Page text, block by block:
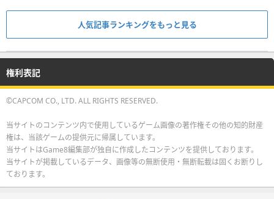
人気記事ランキングをもっと見る
権利表記
©CAPCOM CO., LTD. ALL RIGHTS RESERVED.
当サイトのコンテンツ内で使用しているゲーム画像の著作権その他の知的財産
権は、当該ゲームの提供元に帰属しています。
当サイトはGame8編集部が独自に作成したコンテンツを提供しております。
当サイトが掲載しているデータ、画像等の無断使用・無断転載は固くお断りし
ております。